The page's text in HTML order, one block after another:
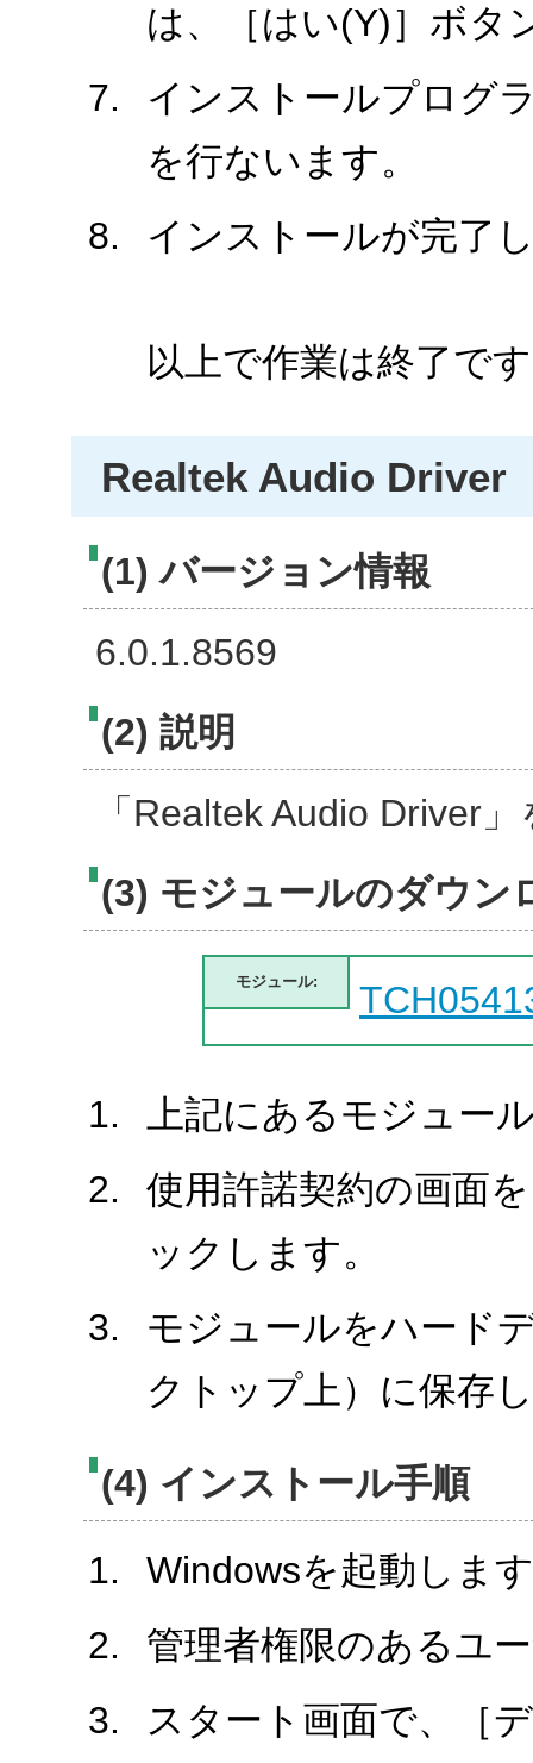
は、［はい(Y)］ボタ
インストールプログ
を行ないます。
インストールが完了
以上で作業は終了で
Realtek Audio Driver
(1) バージョン情報
6.0.1.8569
(2) 説明
「Realtek Audio Driver
(3) モジュールのダウン
モジュール:
上記にあるモジュー
使用許諾契約の画面
ックします。
モジュールをハード
クトップ上）に保存
(4) インストール手順
Windowsを起動しま
管理者権限のあるユ
スタート画面で、［